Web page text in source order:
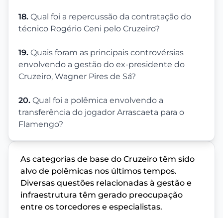
18. Qual foi a repercussão da contratação do
técnico Rogério Ceni pelo Cruzeiro?
19. Quais foram as principais controvérsias
envolvendo a gestão do ex-presidente do
Cruzeiro, Wagner Pires de Sá?
20. Qual foi a polêmica envolvendo a
transferência do jogador Arrascaeta para o
Flamengo?
As categorias de base do Cruzeiro têm sido
alvo de polêmicas nos últimos tempos.
Diversas questões relacionadas à gestão e
infraestrutura têm gerado preocupação
entre os torcedores e especialistas.